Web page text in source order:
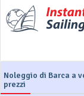
Noleggio di Barca a
prezzi